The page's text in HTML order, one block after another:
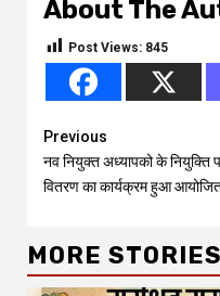
About The
Post Views: 845
Continue
Reading
Previous
नव नियुक्त अध्यापको के नियुक्ति
वितरण का कार्यक्रम हुआ
MORE STORIES